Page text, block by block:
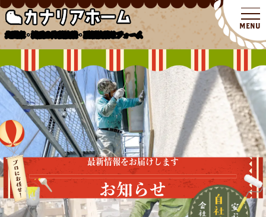
北関東・埼玉の外壁塗装・屋根塗装リフォーム
最新情報をお届けします
お知らせ